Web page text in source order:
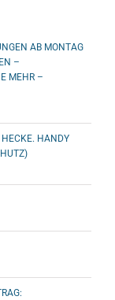
AB MONTAG
–
MEHR –
HECKE. HANDY